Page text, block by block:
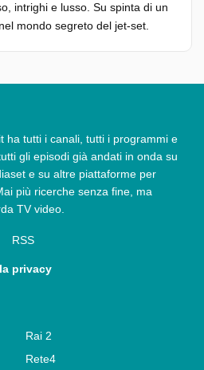
intrighi e lusso. Su spinta di un
mondo segreto del jet-set.
ha tutti i canali, tutti i programmi e
gli episodi già andati in onda su
e su altre piattaforme per
più ricerche senza fine, ma
TV video.
RSS
privacy
Rai 2
Rete4